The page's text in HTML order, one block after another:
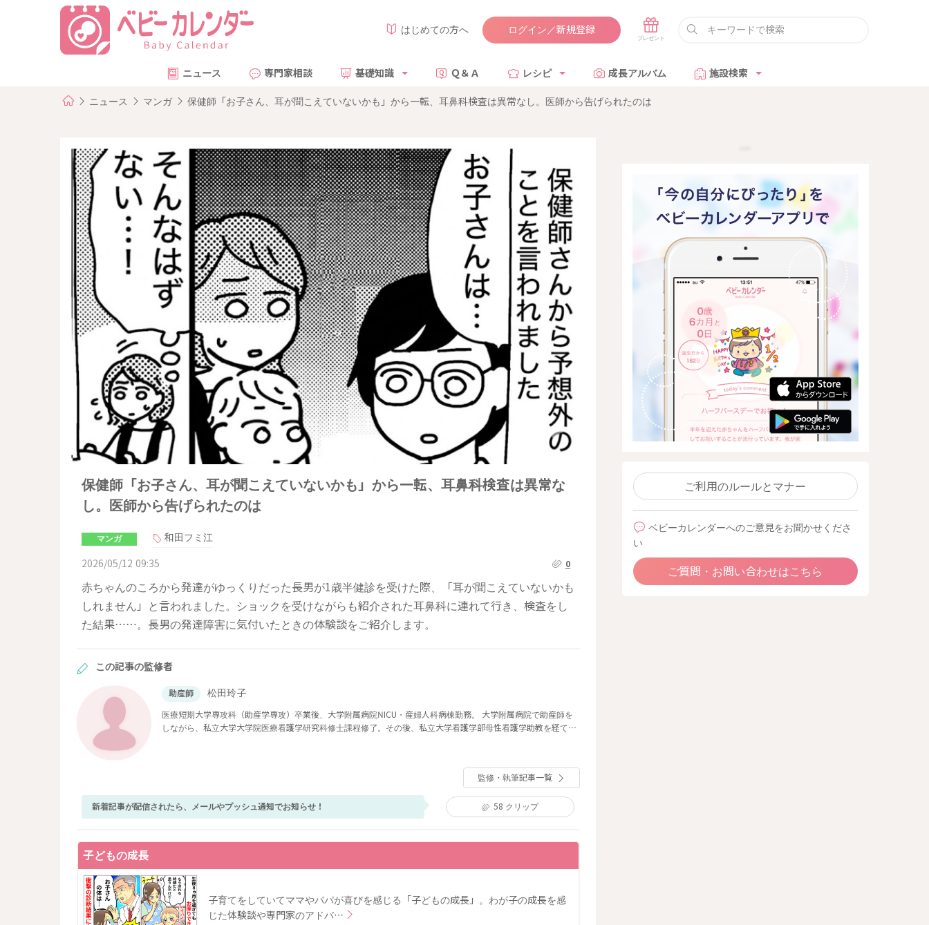
はじめての方へ ログイン／新規登録
ニュース 専門家相談 基礎知識 Ｑ＆Ａ レシピ 成長アルバム 施設検索
ニュース マンガ 保健師「お子さん、耳が聞こえていないかも」から一転、耳鼻科検査は異常なし。医師から告げられたのは
保健師「お子さん、耳が聞こえていないかも」から一転、耳鼻科検査は異常な
し。医師から告げられたのは
マンガ 和田フミ江
2026/05/12 09:35 0
赤ちゃんのころから発達がゆっくりだった長男が1歳半健診を受けた際、「耳が聞こえていないかも
しれません」と言われました。ショックを受けながらも紹介された耳鼻科に連れて行き、検査をし
た結果……。長男の発達障害に気付いたときの体験談をご紹介します。
この記事の監修者
助産師 松田玲子
医療短期大学専攻科（助産学専攻）卒業後、大学附属病院NICU・産婦人科病棟勤務。 大学附属病院で助産師を
しながら、私立大学大学院医療看護学研究科修士課程修了。その後、私立大学看護学部母性看護学助教を経て、
監修・執筆記事一覧
新着記事が配信されたら、メールやプッシュ通知でお知らせ！ 58 クリップ
子どもの成長
子育てをしていてママやパパが喜びを感じる「子どもの成長」。わが子の成長を感
じた体験談や専門家のアドバ…
ご利用のルールとマナー
ベビーカレンダーへのご意見をお聞かせくださ
い
ご質問・お問い合わせはこちら